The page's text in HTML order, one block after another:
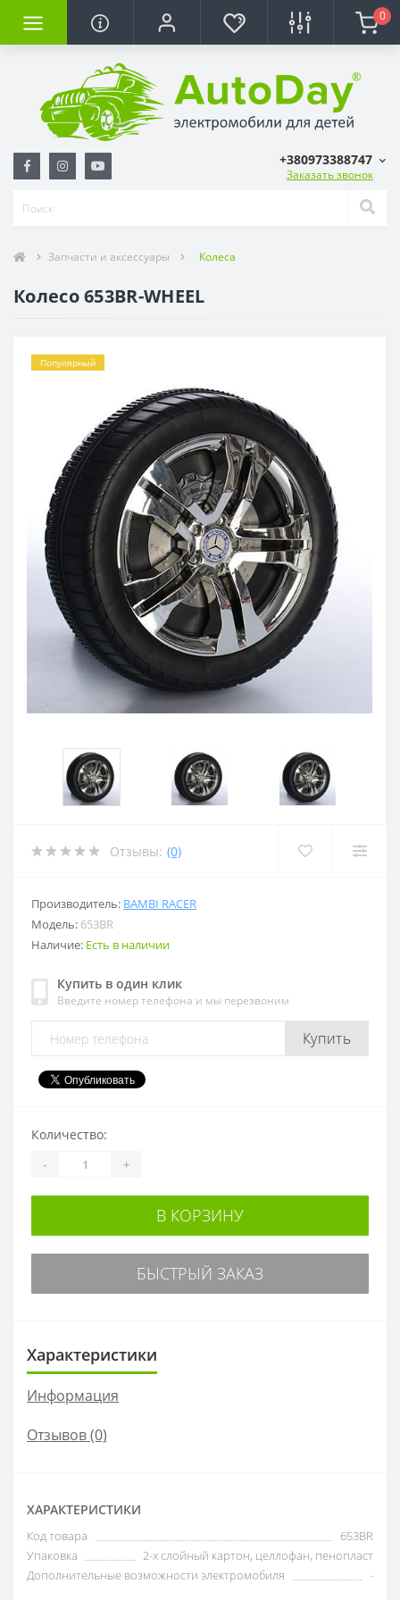
0
+380973388747
Заказать звонок
Запчасти и аксессуары Колеса
Колесо 653BR-WHEEL
Популярный
Отзывы: (0)
Производитель: BAMBI RACER
Модель: 653BR
Наличие: Есть в наличии
Купить в один клик
Введите номер телефона и мы перезвоним
Купить
Количество:
- +
В КОРЗИНУ
БЫСТРЫЙ ЗАКАЗ
Характеристики
Информация
Отзывов (0)
ХАРАКТЕРИСТИКИ
Код товара
653BR
Упаковка
2-х слойный картон, целлофан, пенопласт
Дополнительные возможности электромобиля
-